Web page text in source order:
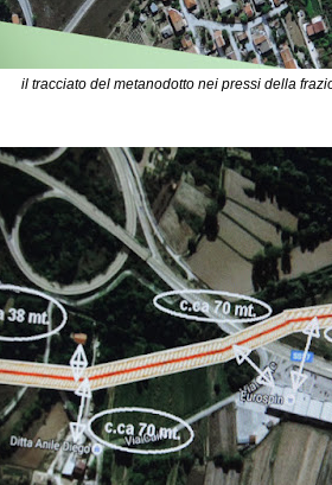
il tracciato del metanodotto nei pressi della